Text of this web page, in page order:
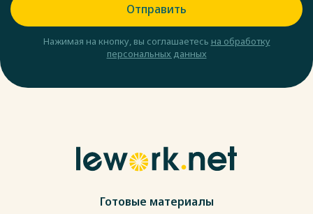
Отправить
Нажимая на кнопку, вы соглашаетесь на обработку
персональных данных
Готовые материалы